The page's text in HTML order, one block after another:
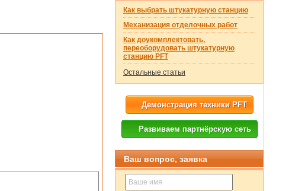
Как выбрать штукатурную станцию
Механизация отделочных работ
Как доукомплектовать,
переоборудовать штукатурную
станцию PFT
Остальные статьи
Демонстрация техники PFT
Развиваем партнёрскую сеть
Ваш вопрос, заявка